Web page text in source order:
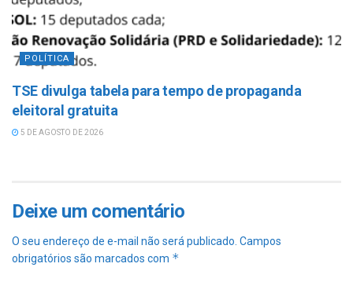
POLÍTICA
TSE divulga tabela para tempo de propaganda
eleitoral gratuita
5 DE AGOSTO DE 2026
Deixe um comentário
O seu endereço de e-mail não será publicado. Campos
obrigatórios são marcados com *